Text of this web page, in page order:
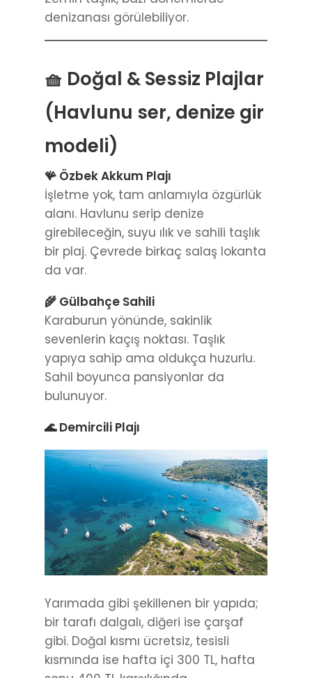
denizanası görülebiliyor.
🧺 Doğal & Sessiz Plajlar
(Havlunu ser, denize gir
modeli)
🪸 Özbek Akkum Plajı
İşletme yok, tam anlamıyla özgürlük
alanı. Havlunu serip denize
girebileceğin, suyu ılık ve sahili taşlık
bir plaj. Çevrede birkaç salaş lokanta
da var.
🌾 Gülbahçe Sahili
Karaburun yönünde, sakinlik
sevenlerin kaçış noktası. Taşlık
yapıya sahip ama oldukça huzurlu.
Sahil boyunca pansiyonlar da
bulunuyor.
🌊 Demircili Plajı
Yarımada gibi şekillenen bir yapıda;
bir tarafı dalgalı, diğeri ise çarşaf
gibi. Doğal kısmı ücretsiz, tesisli
kısmında ise hafta içi 300 TL, hafta